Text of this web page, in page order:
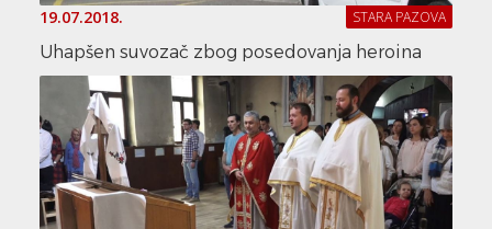
19.07.2018. STARA PAZOVA
Uhapšen suvozač zbog posedovanja heroina